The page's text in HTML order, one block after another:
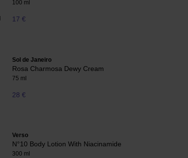
100 ml
17 €
Sol de Janeiro
Rosa Charmosa Dewy Cream
75 ml
28 €
Verso
N°10 Body Lotion With Niacinamide
300 ml